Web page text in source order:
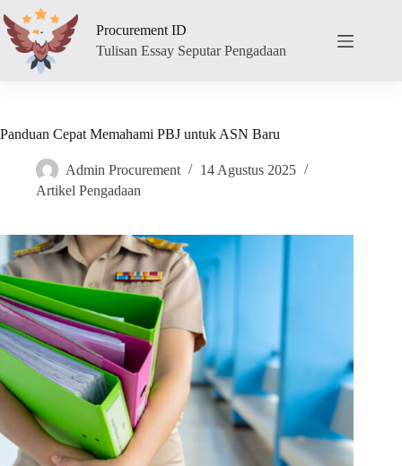
to
content
Procurement ID
Tulisan Essay Seputar Pengadaan
Panduan Cepat Memahami PBJ untuk ASN Baru
Admin Procurement
14 Agustus 2025
Artikel Pengadaan